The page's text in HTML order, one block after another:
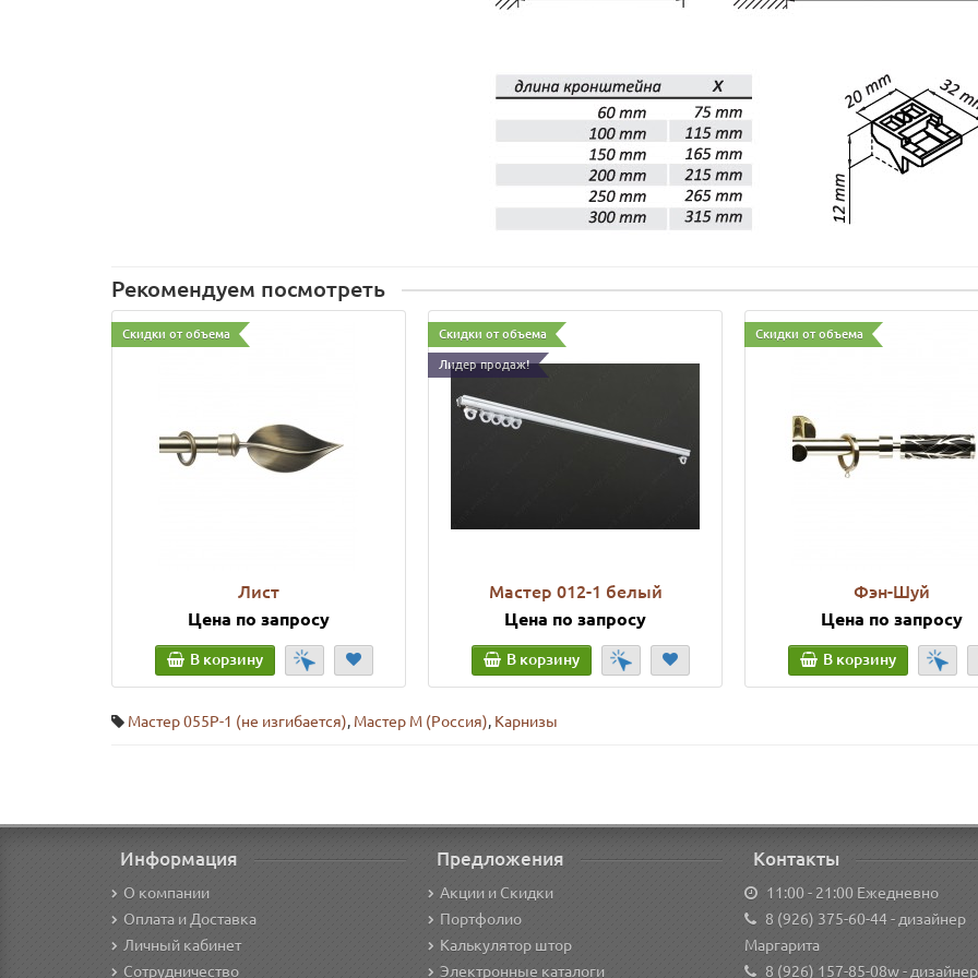
Рекомендуем посмотреть
Скидки от объема
Лист
Цена по запросу
В корзину
Скидки от объема
Лидер продаж!
Мастер 012-1 белый
Цена по запросу
В корзину
Скидки от объема
Фэн-Шуй
Цена по запросу
В корзину
Мастер 055P-1 (не изгибается), Мастер М (Россия), Карнизы
Информация
О компании
Оплата и Доставка
Личный кабинет
Сотрудничество
Предложения
Акции и Скидки
Портфолио
Калькулятор штор
Электронные каталоги
Контакты
11:00 - 21:00 Ежедневно
8 (926) 375-60-44- дизайнер
Маргарита
8 (926) 157-85-08w-